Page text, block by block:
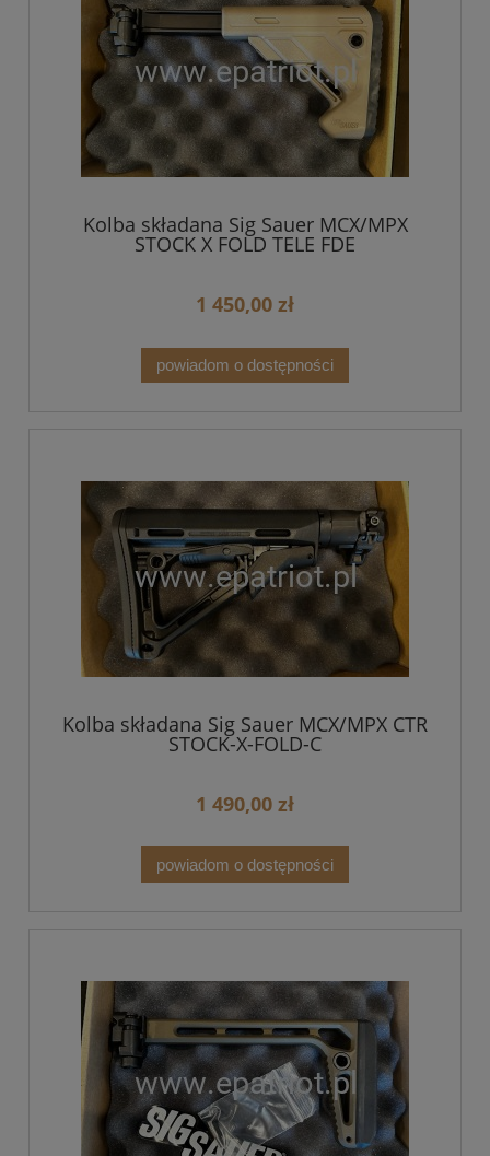
Kolba składana Sig Sauer MCX/MPX
STOCK X FOLD TELE FDE
1 450,00 zł
powiadom o dostępności
Kolba składana Sig Sauer MCX/MPX CTR
STOCK-X-FOLD-C
1 490,00 zł
powiadom o dostępności